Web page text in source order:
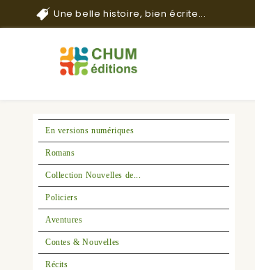
Une belle histoire, bien écrite...
En versions numériques
Romans
Collection Nouvelles de...
Policiers
Aventures
Contes & Nouvelles
Récits